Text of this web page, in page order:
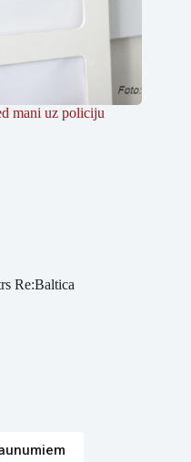
mani uz policiju
Re:Baltica